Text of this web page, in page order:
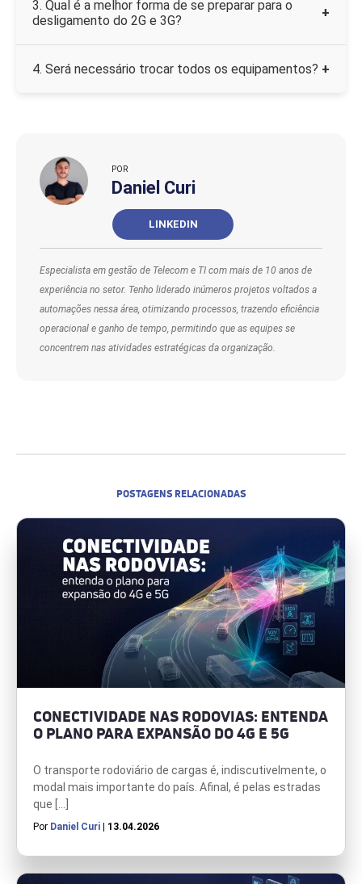
até 2028, mas a redução de cobertura já está
acontecendo em várias regiões,
especialmente no 2G.
3. Qual é a melhor forma de se preparar para o
desligamento do 2G e 3G?
+
priorizar áreas já afetadas, testar os novos
4. Será necessário trocar todos os equipamentos? +
equipamentos podem exigir apenas troca de
SIM ou atualização de firmware.
POR
Daniel Curi
LINKEDIN
Especialista em gestão de Telecom e TI com mais de 10 anos de
experiência no setor. Tenho liderado inúmeros projetos voltados a
automações nessa área, otimizando processos, trazendo eficiência
operacional e ganho de tempo, permitindo que as equipes se
concentrem nas atividades estratégicas da organização.
POSTAGENS RELACIONADAS
CONECTIVIDADE NAS RODOVIAS: ENTENDA
O PLANO PARA EXPANSÃO DO 4G E 5G
O transporte rodoviário de cargas é, indiscutivelmente, o
modal mais importante do país. Afinal, é pelas estradas
que […]
Por Daniel Curi | 13.04.2026